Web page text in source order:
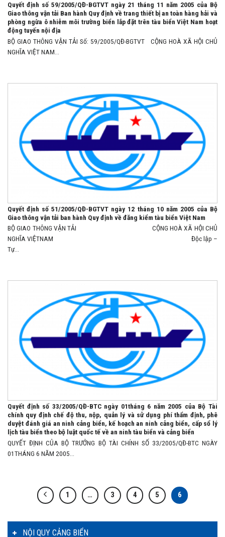
NỘI QUY CẢNG BIỂN
Quyết định số 59/2005/QĐ-BGTVT ngày 21 tháng 11 năm 2005 của Bộ
Giao thông vận tải Ban hành Quy định về trang thiết bị an toàn hàng hải và
phòng ngừa ô nhiễm môi trường biển lắp đặt trên tàu biển Việt Nam hoạt
động tuyến nội địa
BỘ GIAO THÔNG VẬN TẢI Số: 59/2005/QĐ-BGTVT CỘNG HOÀ XÃ HỘI CHỦ
NGHĨA VIỆT NAM...
Quyết định số 51/2005/QĐ-BGTVT ngày 12 tháng 10 năm 2005 của Bộ
Giao thông vận tải ban hành Quy định về đăng kiểm tàu biển Việt Nam
BỘ GIAO THÔNG VẬN TẢI CỘNG HOÀ XÃ HỘI CHỦ
NGHĨA VIỆTNAM Độc lập –
Tự...
Quyết định số 33/2005/QĐ-BTC ngày 01tháng 6 năm 2005 của Bộ Tài
chính quy định chế độ thu, nộp, quản lý và sử dụng phí thẩm định, phê
duyệt đánh giá an ninh cảng biển, kế hoạch an ninh cảng biển, cấp sổ lý
lịch tàu biển theo bộ luật quốc tế về an ninh tàu biển và cảng biển
QUYẾT ĐỊNH CỦA BỘ TRƯỞNG BỘ TÀI CHÍNH SỐ 33/2005/QĐ-BTC NGÀY
01THÁNG 6 NĂM 2005...
1 … 3 4 5 6